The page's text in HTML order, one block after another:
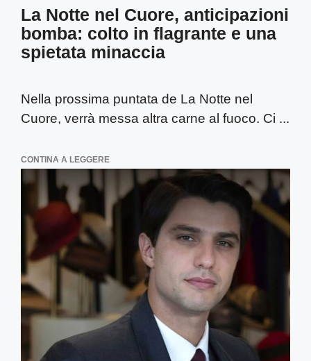
La Notte nel Cuore, anticipazioni
bomba: colto in flagrante e una
spietata minaccia
Nella prossima puntata de La Notte nel
Cuore, verrà messa altra carne al fuoco. Ci ...
CONTINA A LEGGERE